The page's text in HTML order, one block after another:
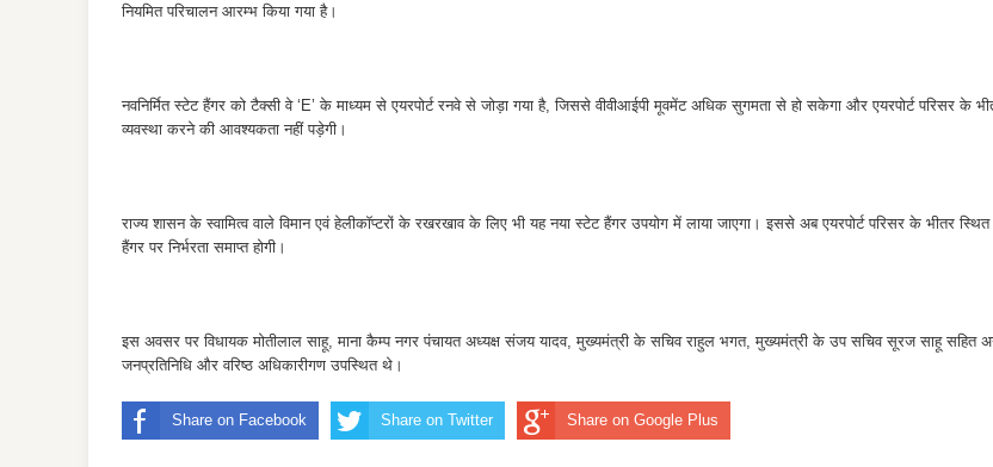
नियमित परिचालन आरम्भ किया गया है।
नवनिर्मित स्टेट हैंगर को टैक्सी वे ‘E’ के माध्यम से एयरपोर्ट रनवे से जोड़ा गया है, जिससे वीवीआईपी मूवमेंट अधिक सुगमता से हो सकेगा और एयरपोर्ट परिसर के
व्यवस्था करने की आवश्यकता नहीं पड़ेगी।
राज्य शासन के स्वामित्व वाले विमान एवं हेलीकॉप्टरों के रखरखाव के लिए भी यह नया स्टेट हैंगर उपयोग में लाया जाएगा। इससे अब एयरपोर्ट परिसर के भीतर
हैंगर पर निर्भरता समाप्त होगी।
इस अवसर पर विधायक मोतीलाल साहू, माना कैम्प नगर पंचायत अध्यक्ष संजय यादव, मुख्यमंत्री के सचिव राहुल भगत, मुख्यमंत्री के उप सचिव सूरज साहू सहित
जनप्रतिनिधि और वरिष्ठ अधिकारीगण उपस्थित थे।
Share on Facebook Share on Twitter Share on Google Plus